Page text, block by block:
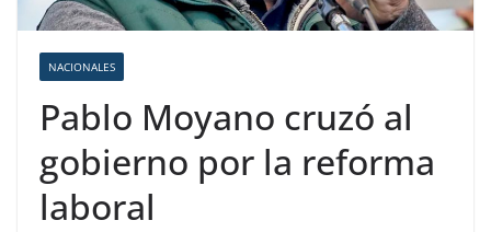
NACIONALES
Pablo Moyano cruzó al
gobierno por la reforma
laboral